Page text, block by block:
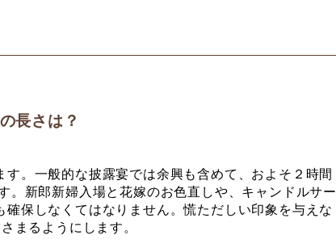
長さは？
。一般的な披露宴では余興も含めて、およそ２時間
。新郎新婦入場と花嫁のお色直しや、キャンドルサー
保しなくてはなりません。慌ただしい印象を与えな
まるようにします。